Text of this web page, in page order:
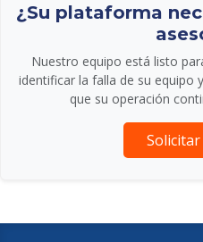
¿Su plataforma
Nuestro equipo está listo
identificar la falla de su equipo
que su operación